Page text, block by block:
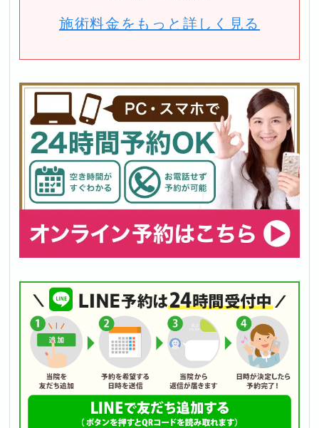
施術料金をもっと詳しく見る